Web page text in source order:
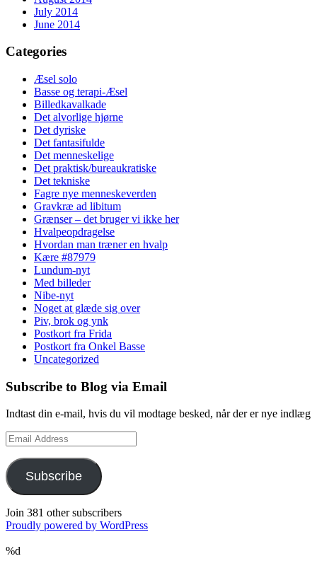
July 2014
June 2014
Categories
Æsel solo
Basse og terapi-Æsel
Billedkavalkade
Det alvorlige hjørne
Det dyriske
Det fantasifulde
Det menneskelige
Det praktisk/bureaukratiske
Det tekniske
Fagre nye menneskeverden
Gravkræ ad libitum
Grænser – det bruger vi ikke her
Hvalpeopdragelse
Hvordan man træner en hvalp
Kære #87979
Lundum-nyt
Med billeder
Nibe-nyt
Noget at glæde sig over
Piv, brok og ynk
Postkort fra Frida
Postkort fra Onkel Basse
Uncategorized
Subscribe to Blog via Email
Indtast din e-mail, hvis du vil modtage besked, når der er nye indlæg
Email
Address
Subscribe
Join 381 other subscribers
Proudly powered by WordPress
%d